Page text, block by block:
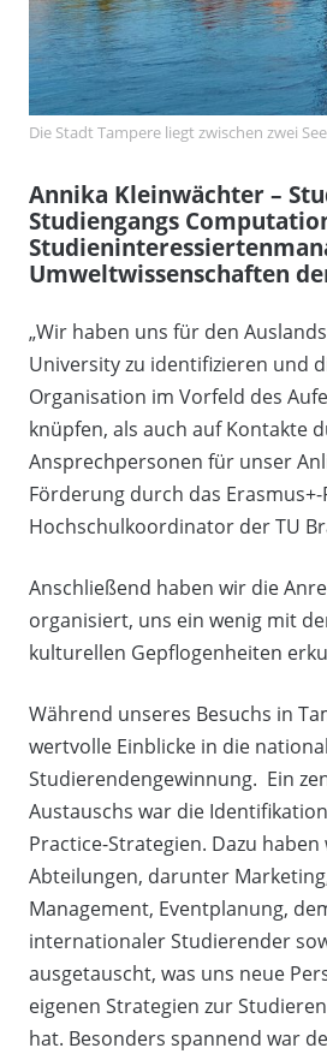
Die Stadt Tampere liegt zwischen zwei
Annika Kleinwächter –
Studiengangs
Umweltwissenschaften
„Wir haben uns für den
University zu identifizieren und
Organisation im Vorfeld des
knüpfen, als auch auf Kontakte
Ansprechpersonen für unser
Förderung durch das
Hochschulkoordinator der TU
Anschließend haben wir die
organisiert, uns ein wenig mit
kulturellen Gepflogenheiten
Während unseres Besuchs in
wertvolle Einblicke in die
Studierendengewinnung. Ein
Austauschs war die
Practice-Strategien. Dazu
Abteilungen, darunter
Management, Eventplanung,
internationaler Studierender
ausgetauscht, was uns neue
eigenen Strategien zur
hat. Besonders spannend war